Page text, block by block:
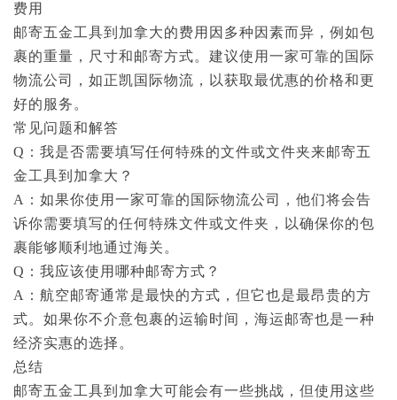
费用
邮寄五金工具到加拿大的费用因多种因素而异，例如包
裹的重量，尺寸和邮寄方式。建议使用一家可靠的国际
物流公司，如正凯国际物流，以获取最优惠的价格和更
好的服务。
常见问题和解答
Q：我是否需要填写任何特殊的文件或文件夹来邮寄五
金工具到加拿大？
A：如果你使用一家可靠的国际物流公司，他们将会告
诉你需要填写的任何特殊文件或文件夹，以确保你的包
裹能够顺利地通过海关。
Q：我应该使用哪种邮寄方式？
A：航空邮寄通常是最快的方式，但它也是最昂贵的方
式。如果你不介意包裹的运输时间，海运邮寄也是一种
经济实惠的选择。
总结
邮寄五金工具到加拿大可能会有一些挑战，但使用这些